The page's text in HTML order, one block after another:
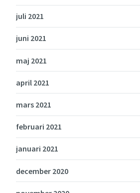
juli 2021
juni 2021
maj 2021
april 2021
mars 2021
februari 2021
januari 2021
december 2020